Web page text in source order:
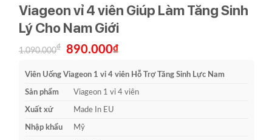
Viageon vỉ 4 viên Giúp Làm Tăng Sinh
Lý Cho Nam Giới
1.090.000₫
Giá
gốc
1.090.000₫.
890.000₫Giá
là:
Viên Uống Viageon 1 vỉ 4 viên Hỗ Trợ Tăng Sinh Lực Nam
Sản phẩm Viageon 1 vỉ 4 viên
Xuất xứ Made In EU
Nhập khẩu Mỹ